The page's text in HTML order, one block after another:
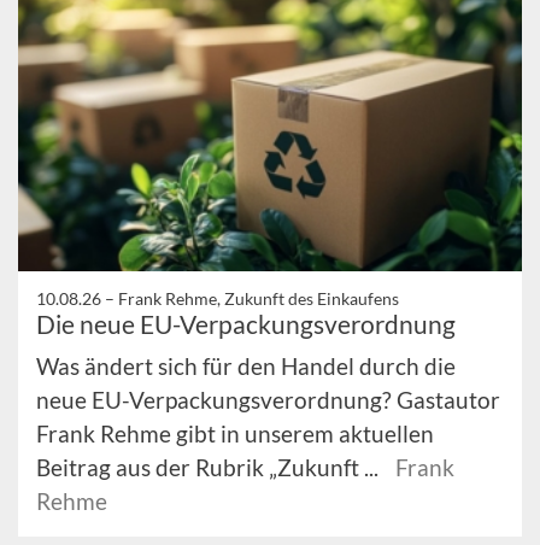
10.08.26 – Frank Rehme, Zukunft des Einkaufens
Die neue EU-Verpackungsverordnung
Was ändert sich für den Handel durch die
neue EU-Verpackungsverordnung? Gastautor
Frank Rehme gibt in unserem aktuellen
Beitrag aus der Rubrik „Zukunft ...
Frank
Rehme